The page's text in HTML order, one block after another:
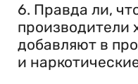
6. Правда ли,
производители
добавляют в
и